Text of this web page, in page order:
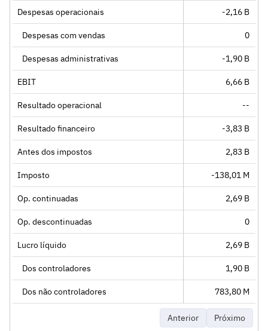
Despesas operacionais -2,16 B
Despesas com vendas 0
Despesas administrativas -1,90 B
EBIT 6,66 B
Resultado operacional --
Resultado financeiro -3,83 B
Antes dos impostos 2,83 B
Imposto -138,01 M
Op. continuadas 2,69 B
Op. descontinuadas 0
Lucro líquido 2,69 B
Dos controladores 1,90 B
Dos não controladores 783,80 M
Anterior Próximo